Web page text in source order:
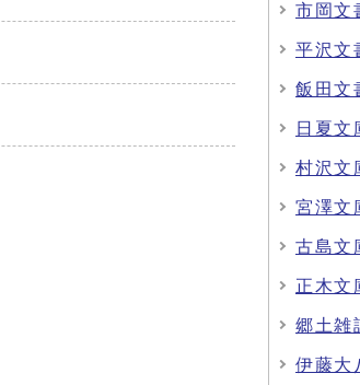
市岡文
平沢文
飯田文
日夏文
村沢文
宮澤文
古島文
正木文
郷土雑
伊藤大